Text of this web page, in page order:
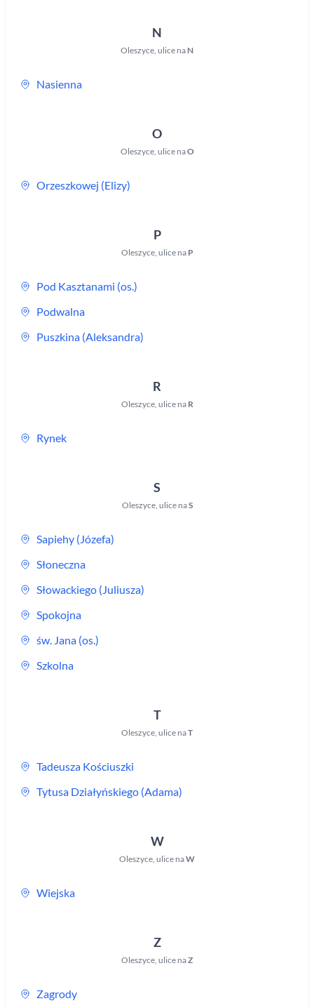
N
Oleszyce, ulice na N
Nasienna
O
Oleszyce, ulice naO
Orzeszkowej (Elizy)
P
Oleszyce, ulice na P
Pod Kasztanami (os.)
Podwalna
Puszkina (Aleksandra)
R
Oleszyce, ulice na R
Rynek
S
Oleszyce, ulice naS
Sapiehy (Józefa)
Słoneczna
Słowackiego (Juliusza)
Spokojna
św. Jana (os.)
Szkolna
T
Oleszyce, ulice naT
Tadeusza Kościuszki
Tytusa Działyńskiego (Adama)
W
Oleszyce, ulice naW
Wiejska
Z
Oleszyce, ulice naZ
Zagrody